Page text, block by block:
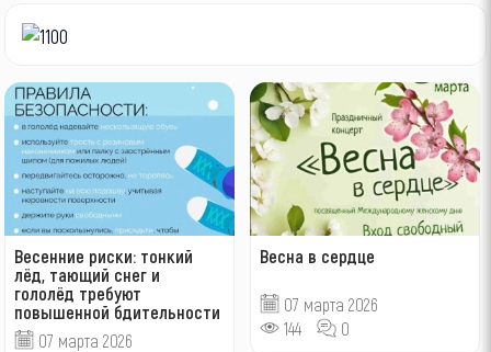
Весенние риски: тонкий
лёд, тающий снег и
гололёд требуют
повышенной бдительности
07 марта 2026
Весна в сердце
07 марта 2026
144
0